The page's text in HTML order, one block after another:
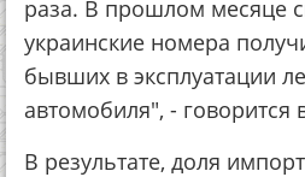
раза. В прошлом месяце
украинские номера
бывших в эксплуатации
автомобиля", -
В результате, доля